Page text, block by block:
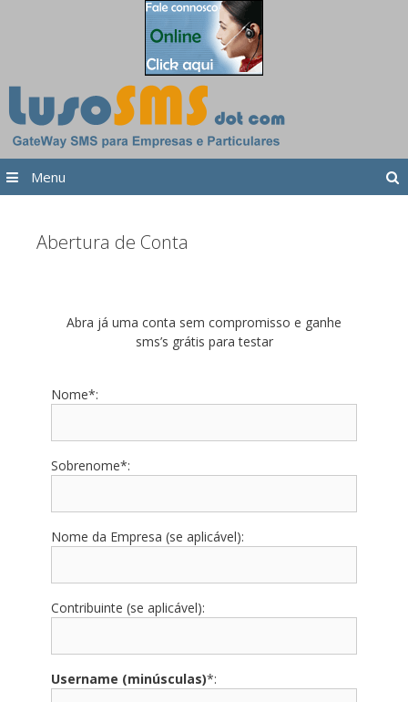
Menu
Abertura de Conta
Abra já uma conta sem compromisso e ganhe
sms’s grátis para testar
Nome*:
Sobrenome*:
Nome da Empresa (se aplicável):
Contribuinte (se aplicável):
Username (minúsculas)*: